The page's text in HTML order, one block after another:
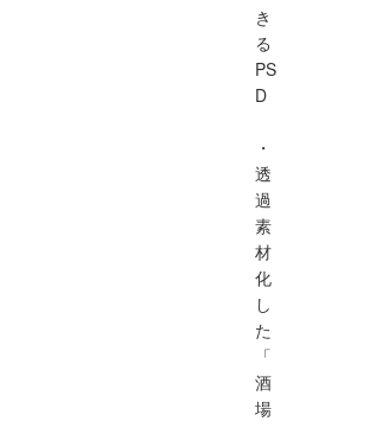
き
る
PS
D
・
透
過
素
材
化
し
た
「
酒
場